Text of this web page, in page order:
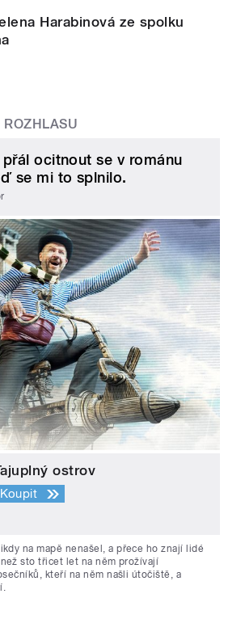
Harabinová ze spolku
ROZHLASU
ocitnout se v románu
se mi to splnilo.
ostrov
Koupit
na mapě nenašel, a přece ho znají lidé
sto třicet let na něm prožívají
kteří na něm našli útočiště, a